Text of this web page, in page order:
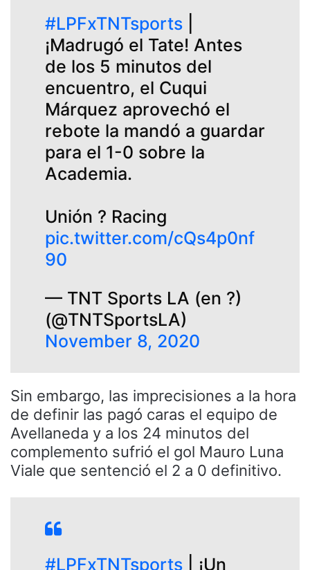
#LPFxTNTsports
¡Madrugó el Tate! Antes
de los 5 minutos del
encuentro, el Cuqui
Márquez aprovechó el
rebote la mandó a guardar
para el 1-0 sobre la
Academia.
Unión ? Racing
pic.twitter.com/cQs4p0nf
90
— TNT Sports LA (en ?)
(@TNTSportsLA)
November 8, 2020
Sin embargo, las imprecisiones a la hora
de definir las pagó caras el equipo de
Avellaneda y a los 24 minutos del
complemento sufrió el gol Mauro Luna
Viale que sentenció el 2 a 0 definitivo.
#LPFxTNTsports | ¡Un